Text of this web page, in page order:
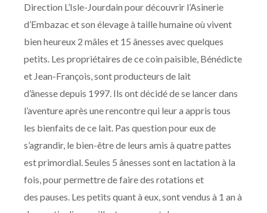
Direction L’Isle-Jourdain pour découvrir l’Asinerie
d’Embazac et son élevage à taille humaine où vivent
bien heureux 2 mâles et 15 ânesses avec quelques
petits. Les propriétaires de ce coin paisible, Bénédicte
et Jean-François, sont producteurs de lait
d’ânesse depuis 1997. Ils ont décidé de se lancer dans
l’aventure après une rencontre qui leur a appris tous
les bienfaits de ce lait. Pas question pour eux de
s’agrandir, le bien-être de leurs amis à quatre pattes
est primordial. Seules 5 ânesses sont en lactation à la
fois, pour permettre de faire des rotations et
des pauses. Les petits quant à eux, sont vendus à 1 an à